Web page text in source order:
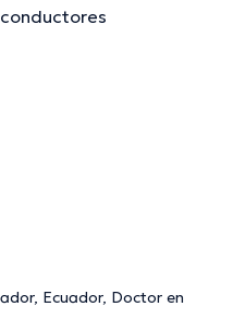
Ecuador, Doctor en